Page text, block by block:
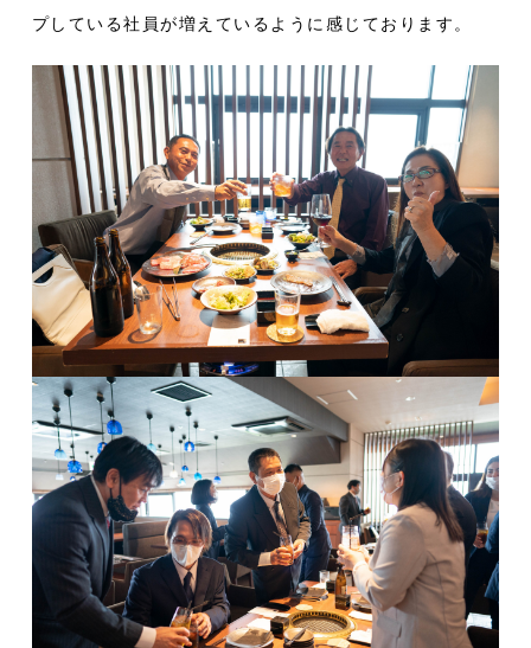
プしている社員が増えているように感じております。